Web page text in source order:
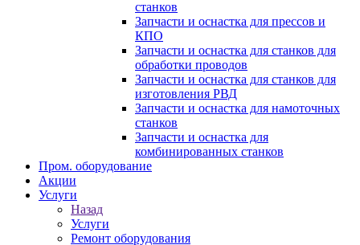
станков
Запчасти и оснастка для прессов и
КПО
Запчасти и оснастка для станков для
обработки проводов
Запчасти и оснастка для станков для
изготовления РВД
Запчасти и оснастка для намоточных
станков
Запчасти и оснастка для
комбинированных станков
Пром. оборудование
Акции
Услуги
Назад
Услуги
Ремонт оборудования